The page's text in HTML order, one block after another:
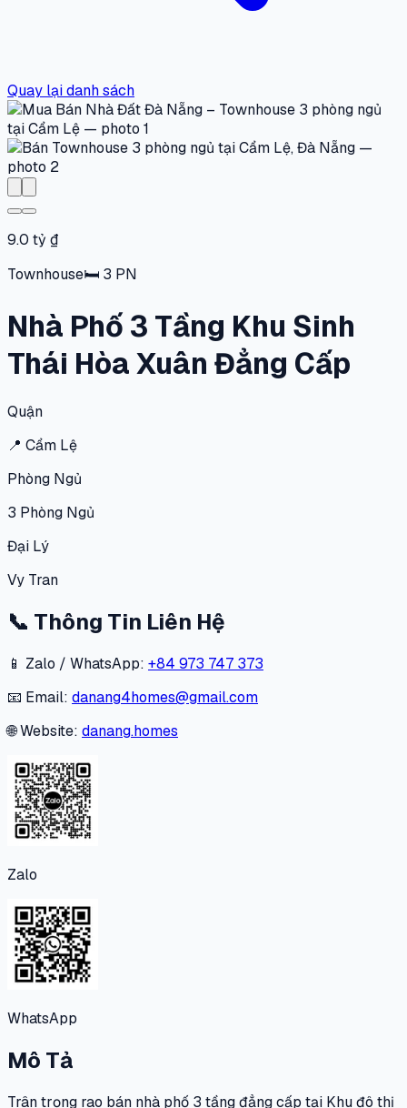
Quay lại danh sách
9.0 tỷ ₫
Townhouse🛏 3 PN
Nhà Phố 3 Tầng Khu Sinh
Thái Hòa Xuân Đẳng Cấp
Quận
📍 Cẩm Lệ
Phòng Ngủ
3 Phòng Ngủ
Đại Lý
Vy Tran
📞 Thông Tin Liên Hệ
📱 Zalo / WhatsApp: +84 973 747 373
📧 Email: danang4homes@gmail.com
🌐 Website: danang.homes
Zalo
WhatsApp
Mô Tả
Trân trọng rao bán nhà phố 3 tầng đẳng cấp tại Khu đô thị